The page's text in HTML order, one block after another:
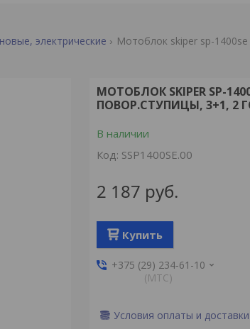
электрические
МОТОБЛОК SKIPER SP-
ПОВОР.СТУПИЦЫ, 3+1, 2
В наличии
Код: SSP1400SE.00
2 187 руб.
Купить
+375 (29) 234-61-10
(MTС)
Условия оплаты и доставки